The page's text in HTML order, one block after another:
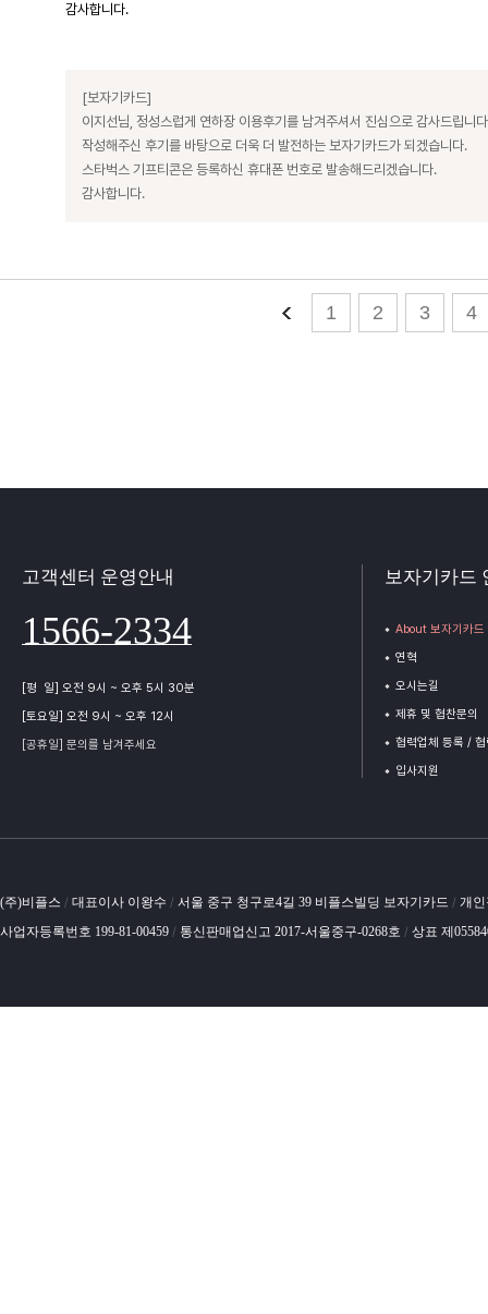
감사합니다.
[보자기카드]
이지선님, 정성스럽게 연하장 이용후기를 남겨주셔서 진심으로 감사드립니
작성해주신 후기를 바탕으로 더욱 더 발전하는 보자기카드가 되겠습니다.
스타벅스 기프티콘은 등록하신 휴대폰 번호로 발송해드리겠습니다.
감사합니다.
1 2 3 4
고객센터 운영안내
1566-2334
[평 일] 오전 9시 ~ 오후 5시 30분
[토요일] 오전 9시 ~ 오후 12시
[공휴일] 문의를 남겨주세요
보자기카드
About 보자기카드
연혁
오시는길
제휴 및 협찬문의
협력업체 등록 /
입사지원
(주)비플스 / 대표이사 이왕수 / 서울 중구 청구로4길 39 비플스빌딩 보자기카드 / 개
사업자등록번호 199-81-00459 / 통신판매업신고 2017-서울중구-0268호 / 상표 제